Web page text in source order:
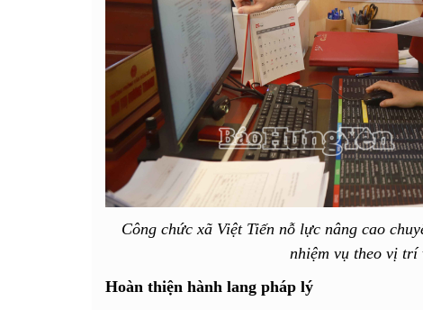
Công chức xã Việt Tiến nỗ lực nâng cao
nhiệm vụ theo vị trí
Hoàn thiện hành lang pháp lý